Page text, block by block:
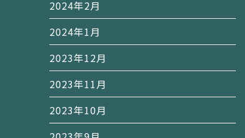
2024年2月
2024年1月
2023年12月
2023年11月
2023年10月